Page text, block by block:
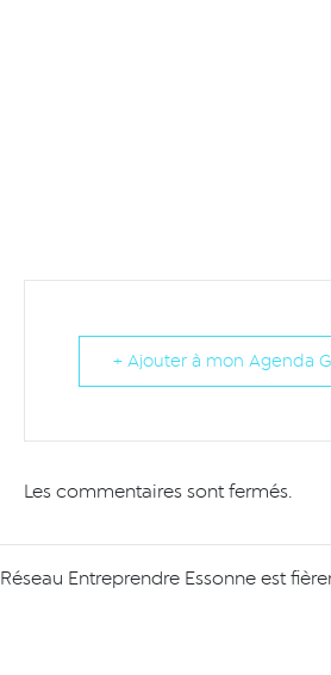
+ Ajouter à mon Agenda
Les commentaires sont fermés.
Réseau Entreprendre Essonne est